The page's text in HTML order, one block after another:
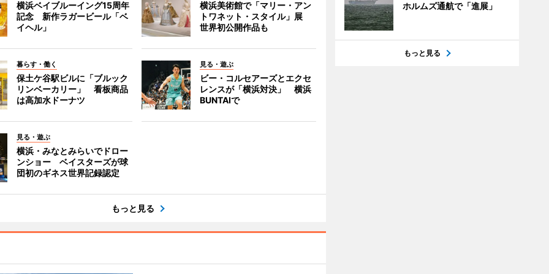
横浜ベイブルーイング15周年
記念 新作ラガービール「ベ
イヘル」
横浜美術館で「マリー・アン
トワネット・スタイル」展
世界初公開作品も
暮らす・働く
保土ケ谷駅ビルに「ブルック
リンベーカリー」 看板商品
は高加水ドーナツ
見る・遊ぶ
ビー・コルセアーズとエクセ
レンスが「横浜対決」 横浜
BUNTAIで
見る・遊ぶ
横浜・みなとみらいでドロー
ンショー ベイスターズが球
団初のギネス世界記録認定
もっと見る
ホルムズ通航で「進展」
もっと見る